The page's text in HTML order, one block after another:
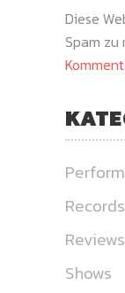
Diese
Spam zu
Records
Reviews
Shows